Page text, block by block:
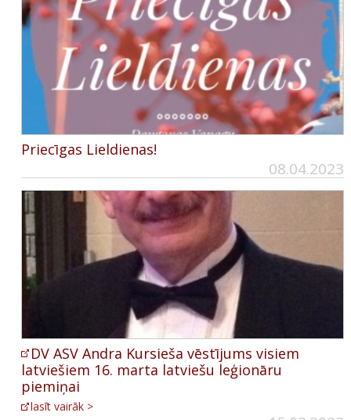
Priecīgas Lieldienas!
08.04.2023
DV ASV Andra Kursieša vēstījums visiem
latviešiem 16. marta latviešu leģionāru
piemiņai
lasīt vairāk >